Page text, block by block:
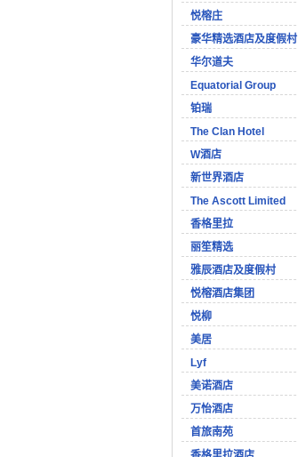
悦榕庄
豪华精选酒店及度假村
华尔道夫
Equatorial Group
铂瑞
The Clan Hotel
W酒店
新世界酒店
The Ascott Limited
香格里拉
丽笙精选
雅辰酒店及度假村
悦榕酒店集团
悦柳
美居
Lyf
美诺酒店
万怡酒店
首旅南苑